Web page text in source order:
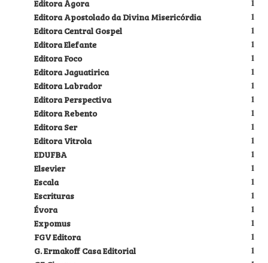
1
Editora Ágora
1
Editora Apostolado da Divina Misericórdia
1
Editora Central Gospel
1
Editora Elefante
1
Editora Foco
1
Editora Jaguatirica
1
Editora Labrador
1
Editora Perspectiva
1
Editora Rebento
1
Editora Ser
1
Editora Vitrola
1
EDUFBA
1
Elsevier
1
Escala
1
Escrituras
1
Évora
1
Expomus
1
FGV Editora
1
G. Ermakoff Casa Editorial